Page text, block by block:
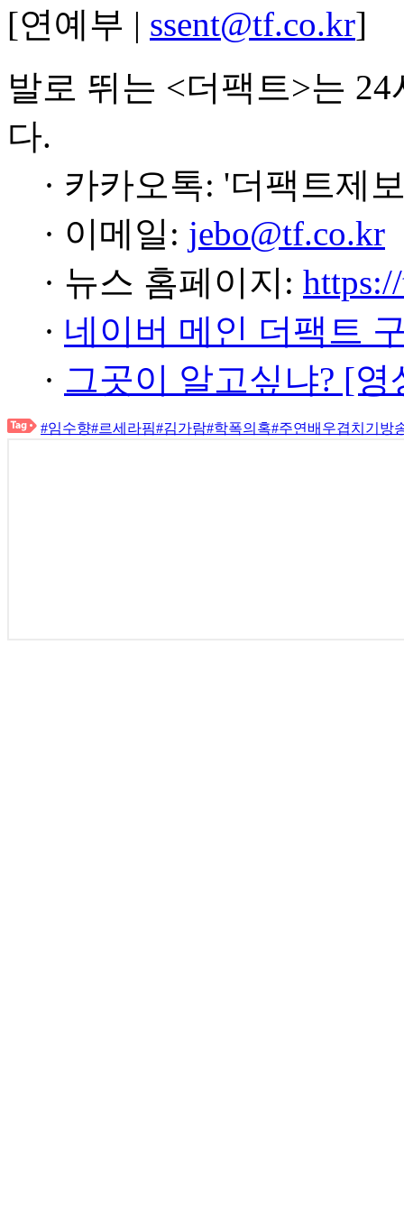
[연예부 | ssent@tf.co.kr]
발로 뛰는 <더팩트>는
다.
· 카카오톡: '더팩트제
· 이메일: jebo@tf.co.kr
· 뉴스 홈페이지:
· 네이버 메인 더팩트
· 그곳이 알고싶냐? [
#임수향#르세라핌#김가람#학폭의혹#주연배우겹치기방